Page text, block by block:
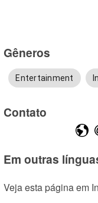
Gêneros
Entertainment
Contato
Em outras
Veja esta página em